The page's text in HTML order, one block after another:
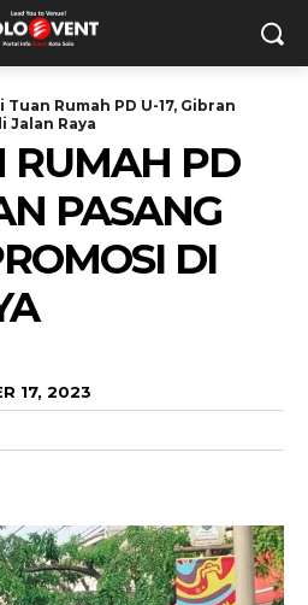
Tuan Rumah PD U-17, Gibran
Jalan Raya
RUMAH PD
PASANG
DI
17, 2023